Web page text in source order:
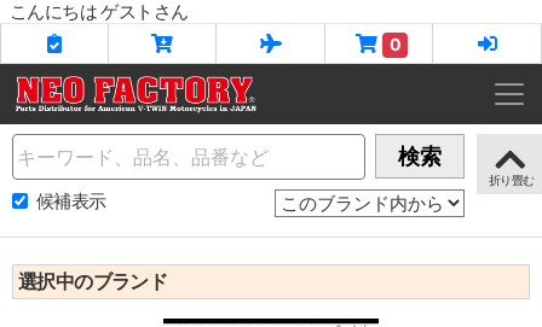
こんにちは ゲストさん
0
Name 検索
候補表示
選択中のブランド